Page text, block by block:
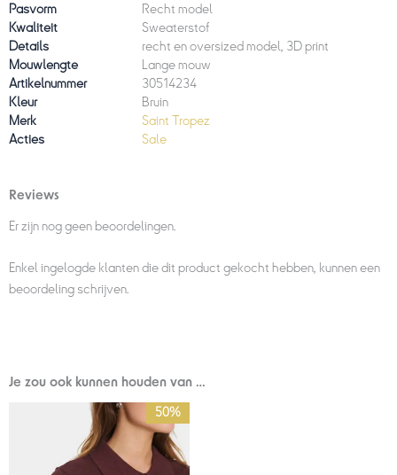
Pasvorm
Recht model
Kwaliteit
Sweaterstof
Details
recht en oversized model, 3D print
Mouwlengte
Lange mouw
Artikelnummer
30514234
Kleur
Bruin
Merk
Saint Tropez
Acties
Sale
Reviews
Er zijn nog geen beoordelingen.
Enkel ingelogde klanten die dit product gekocht hebben, kunnen een
beoordeling schrijven.
Je zou ook kunnen houden van …
50%
Oorspronkelijke
prijs
was:
€69,95.
Huidige
prijs
is:
€35,00.